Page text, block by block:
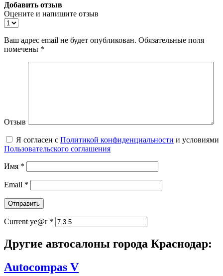
Добавить отзыв
Оцените и напишите отзыв
Ваш адрес email не будет опубликован. Обязательные поля
помечены *
Отзыв
Я согласен с Политикой конфиденциальности и условиями
Пользовательского соглашения
Имя *
Email *
Current ye@r *
Другие автосалоны города Краснодар:
Autocompas V